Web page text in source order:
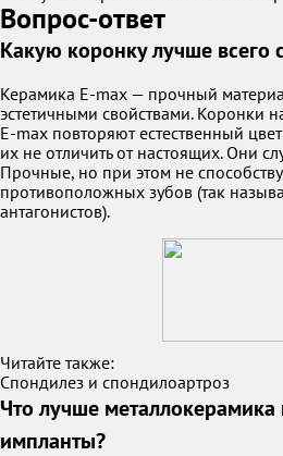
Вопрос-ответ
Какую коронку лучше всего
Керамика E-max — прочный
эстетичными свойствами. Коронки
E-max повторяют естественный
их не отличить от настоящих. Они
Прочные, но при этом не
противоположных зубов (так
антагонистов).
Читайте также:
Спондилез и спондилоартроз
Что лучше
импланты?